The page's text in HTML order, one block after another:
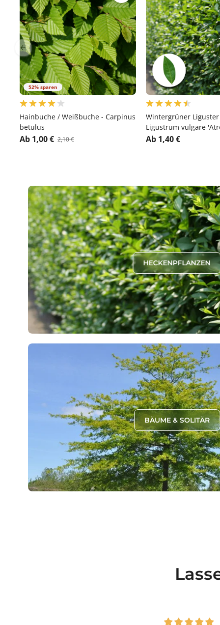
52% sparen
Hainbuche / Weißbuche - Carpinus
betulus
Ab 1,00 € 2,10 €
Wintergrüner
Ligustrum vulgare
Ab 1,40 €
HECKENPFLANZEN
BÄUME & SOLITÄR